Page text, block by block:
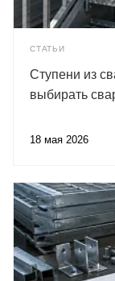
СТАТЬИ
Ступени из
выбирать
18 мая 2026